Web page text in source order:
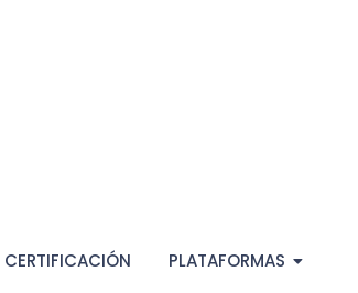
CERTIFICACIÓN PLATAFORMAS